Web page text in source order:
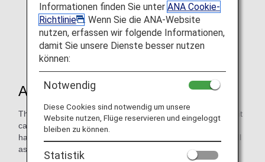
About the Service
This desk is available to customers with an ANA Card (credit
card), including family card members. The ANA Card Desk
handles reservations for ANA Group-operated flights as well
as inquiries regarding mileage and other services.
Informationen finden Sie unter ANA Cookie-
Richtlinie
. Wenn Sie die ANA-Website
nutzen, erfassen wir folgende Informationen,
damit Sie unsere Dienste besser nutzen
können:
Notwendig
Diese Cookies sind notwendig um unsere
Website nutzen, Flüge reservieren und eingeloggt
bleiben zu können.
Statistik